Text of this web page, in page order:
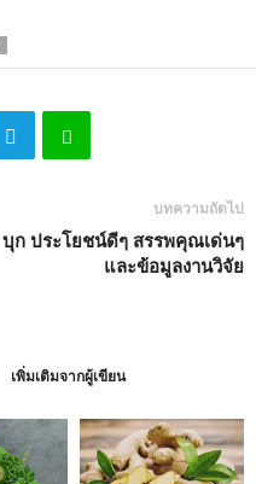
บทความถัดไป
บุก ประโยชน์ดีๆ สรรพคุณเด่นๆ
และข้อมูลงานวิจัย
เพิ่มเติมจากผู้เขียน